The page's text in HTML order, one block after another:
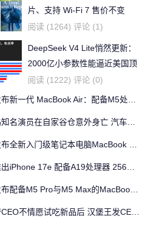
片、支持 Wi‑Fi 7 售价不变
阅读 (1264) 评论 (1)
DeepSeek V4 Lite悄然更新：
2000亿小参数性能逼近美国顶
流
阅读 (1222) 评论 (0)
代 MacBook Air：配备M5处理器 性能、存储与 AI 全面升级
演员在自家谷仓意外身亡 汽车搭电时突然自燃
新入门级笔记本电脑MacBook Neo 起售价599美元
17e 配备A19处理器 256GB容量起步 刘海屏依旧
备M5 Pro与M5 Max的MacBook Pro 本地AI能力再升级
不情愿试吃新品后 汉堡王发CEO狠咬皇堡视频借势营销